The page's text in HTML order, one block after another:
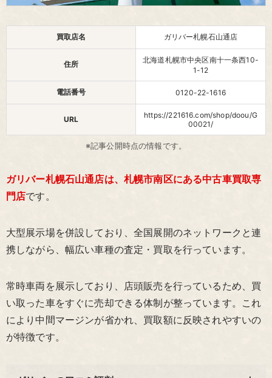
買取店名 ガリバー札幌石山通店
住所
北海道札幌市中央区南十一条西10-
1-12
電話番号 0120-22-1616
URL
https://221616.com/shop/doou/G
00021/
※記事公開時点の情報です。
ガリバー札幌石山通店は、札幌市南区にある中古車買取専
門店です。
大型展示場を併設しており、全国展開のネットワークと連
携しながら、幅広い車種の査定・買取を行っています。
常時車両を展示しており、店頭販売を行っているため、買
い取った車をすぐに売却できる体制が整っています。これ
により中間マージンが省かれ、買取額に反映されやすいの
が特徴です。